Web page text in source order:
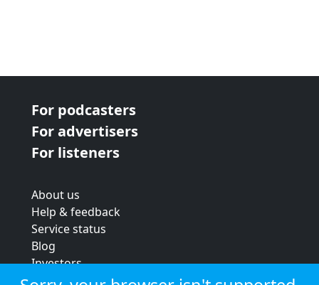
For podcasters
For advertisers
For listeners
About us
Help & feedback
Service status
Blog
Investors
Strategic review